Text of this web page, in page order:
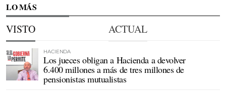
LO MÁS
VISTO ACTUAL
HACIENDA
Los jueces obligan a Hacienda a devolver
6.400 millones a más de tres millones de
pensionistas mutualistas